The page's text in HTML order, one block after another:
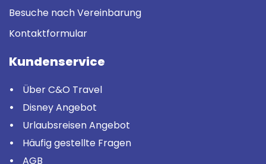
Besuche nach Vereinbarung
Kontaktformular
Kundenservice
Über C&O Travel
Disney Angebot
Urlaubsreisen Angebot
Häufig gestellte Fragen
AGB